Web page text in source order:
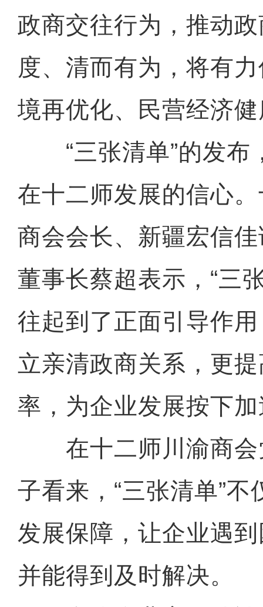
政商交往行为，推动
度、清而有为，将有
境再优化、民营经济
“三张清单”的发布
在十二师发展的信心
商会会长、新疆宏信
董事长蔡超表示，“三
往起到了正面引导作
立亲清政商关系，更
率，为企业发展按下
在十二师川渝商会
子看来，“三张清单”
发展保障，让企业遇
并能得到及时解决。